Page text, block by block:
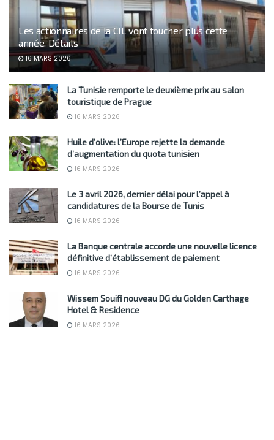
Les actionnaires de la CIL vont toucher plus cette
année. Détails
16 MARS 2026
La Tunisie remporte le deuxième prix au salon
touristique de Prague
16 MARS 2026
Huile d’olive: l’Europe rejette la demande
d’augmentation du quota tunisien
16 MARS 2026
Le 3 avril 2026, dernier délai pour l’appel à
candidatures de la Bourse de Tunis
16 MARS 2026
La Banque centrale accorde une nouvelle licence
définitive d’établissement de paiement
16 MARS 2026
Wissem Souifi nouveau DG du Golden Carthage
Hotel & Residence
16 MARS 2026